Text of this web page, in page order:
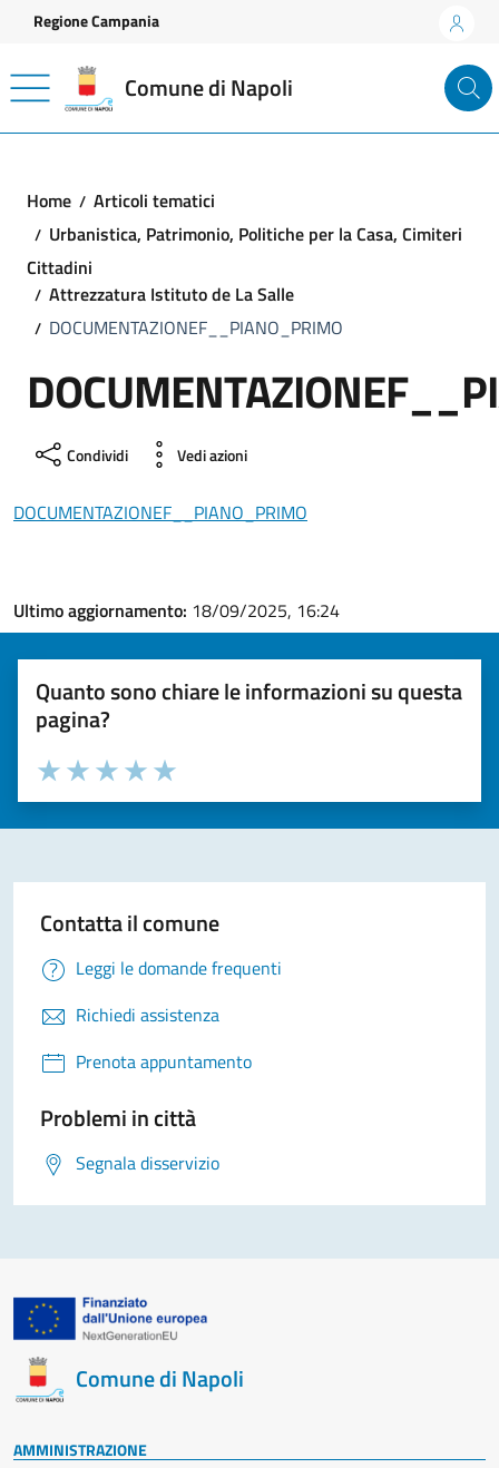
Vai ai contenuti
Vai al footer
Regione Campania
Comune di Napoli
Home
Articoli tematici
Urbanistica, Patrimonio, Politiche per la Casa, Cimiteri
Cittadini
Attrezzatura Istituto de La Salle
DOCUMENTAZIONEF__PIANO_PRIMO
Condividi Vedi azioni
DOCUMENTAZIONEF__PIANO_PRIMO
Ultimo aggiornamento: 18/09/2025, 16:24
Quanto sono chiare le informazioni su questa
pagina?
Valuta la chiarezza delle informazioni (da 1 a 5 stelle)
Seleziona il numero di stelle per valutare la chiarezza delle
Valuta 5 stelle su 5
Valuta 4 stelle su 5
Valuta 3 stelle su 5
Valuta 2 stelle su 5
Valuta 1 stelle su 5
Contatta il comune
Leggi le domande frequenti
Richiedi assistenza
Prenota appuntamento
Problemi in città
Segnala disservizio
Comune di Napoli
AMMINISTRAZIONE